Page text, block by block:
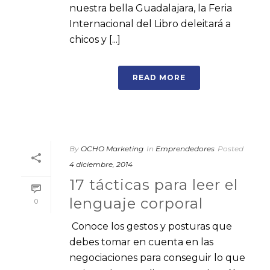
nuestra bella Guadalajara, la Feria
Internacional del Libro deleitará a
chicos y [...]
READ MORE
0
By OCHO Marketing In Emprendedores Posted
4 diciembre, 2014
17 tácticas para leer el
lenguaje corporal
Conoce los gestos y posturas que
debes tomar en cuenta en las
negociaciones para conseguir lo que